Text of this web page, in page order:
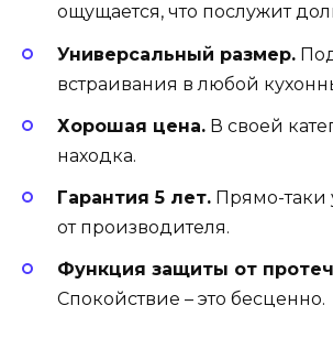
ощущается, что послужит
Универсальный размер.
встраивания в любой
Хорошая цена. В своей
находка.
Гарантия 5 лет. Прямо-таки
от производителя.
Функция защиты от
Спокойствие – это бесценно.